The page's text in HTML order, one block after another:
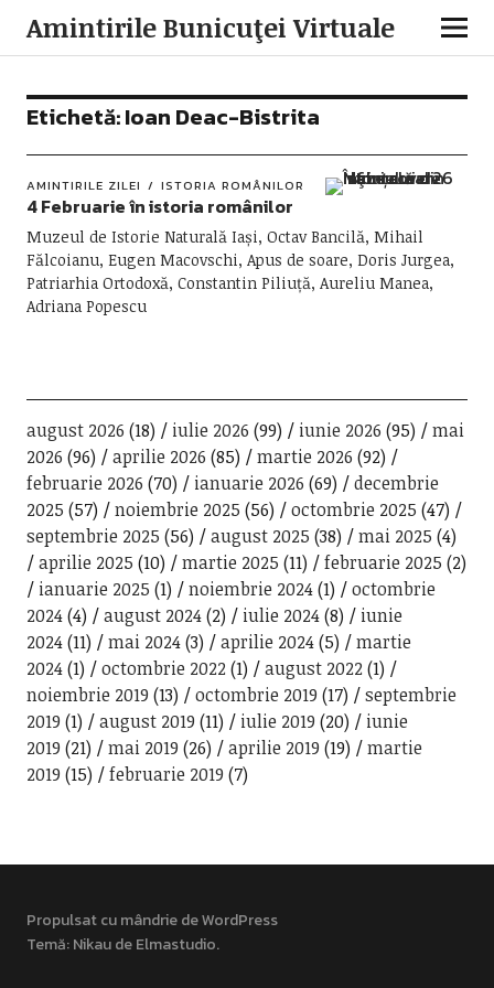
Amintirile Bunicuţei Virtuale
Etichetă:Ioan Deac-Bistrita
AMINTIRILE ZILEI ISTORIA ROMÂNILOR
4 Februarie în istoria românilor
Muzeul de Istorie Naturală Iași, Octav Bancilă, Mihail
Fălcoianu, Eugen Macovschi, Apus de soare, Doris Jurgea,
Patriarhia Ortodoxă, Constantin Piliuță, Aureliu Manea,
Adriana Popescu
august 2026 (18) iulie 2026 (99) iunie 2026 (95)
mai
2026 (96) aprilie 2026 (85) martie 2026 (92)
februarie 2026 (70) ianuarie 2026 (69)
decembrie
2025 (57) noiembrie 2025 (56) octombrie 2025 (47)
septembrie 2025 (56) august 2025 (38) mai 2025 (4)
aprilie 2025 (10) martie 2025 (11) februarie 2025 (2)
ianuarie 2025 (1) noiembrie 2024(1)
octombrie
2024(4) august 2024(2) iulie 2024(8)
iunie
2024(11) mai 2024(3) aprilie 2024(5)
martie
2024(1) octombrie 2022(1) august 2022(1)
noiembrie 2019 (13) octombrie 2019 (17)
septembrie
2019 (1) august 2019 (11) iulie 2019 (20)
iunie
2019 (21) mai 2019 (26) aprilie 2019 (19)
martie
2019 (15) februarie 2019 (7)
Propulsat cu mândrie de WordPress
Temă: Nikau deElmastudio.